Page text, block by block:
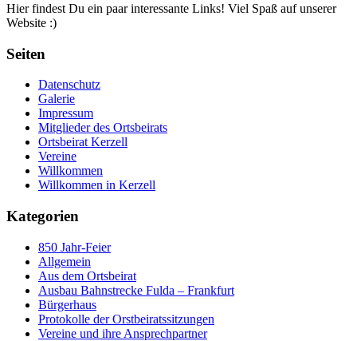
Hier findest Du ein paar interessante Links! Viel Spaß auf unserer
Website :)
Seiten
Datenschutz
Galerie
Impressum
Mitglieder des Ortsbeirats
Ortsbeirat Kerzell
Vereine
Willkommen
Willkommen in Kerzell
Kategorien
850 Jahr-Feier
Allgemein
Aus dem Ortsbeirat
Ausbau Bahnstrecke Fulda – Frankfurt
Bürgerhaus
Protokolle der Orstbeiratssitzungen
Vereine und ihre Ansprechpartner